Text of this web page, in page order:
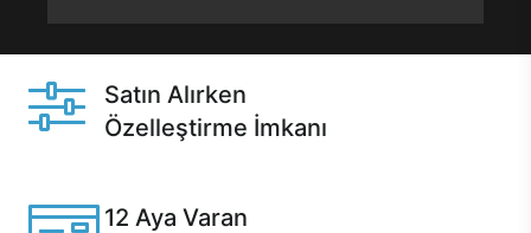
Satın Alırken
Özelleştirme İmkanı
12 Aya Varan